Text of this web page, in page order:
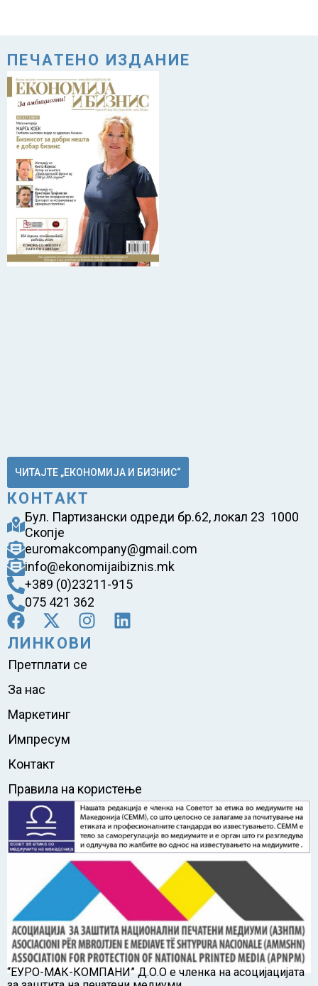
ПЕЧАТЕНО ИЗДАНИЕ
ЧИТАЈТЕ „ЕКОНОМИЈА И БИЗНИС“
КОНТАКТ
Бул. Партизански одреди бр.62, локал 23 1000
Скопје
euromakcompany@gmail.com
info@ekonomijaibiznis.mk
+389 (0)23211-915
075 421 362
ЛИНКОВИ
Претплати се
За нас
Маркетинг
Импресум
Контакт
Правила на користење
“ЕУРО-МАК-КОМПАНИ” Д.О.О е членка на асоцијацијата